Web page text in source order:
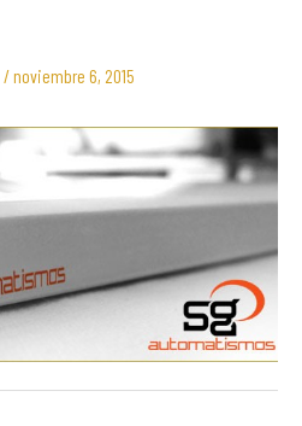
/noviembre 6, 2015